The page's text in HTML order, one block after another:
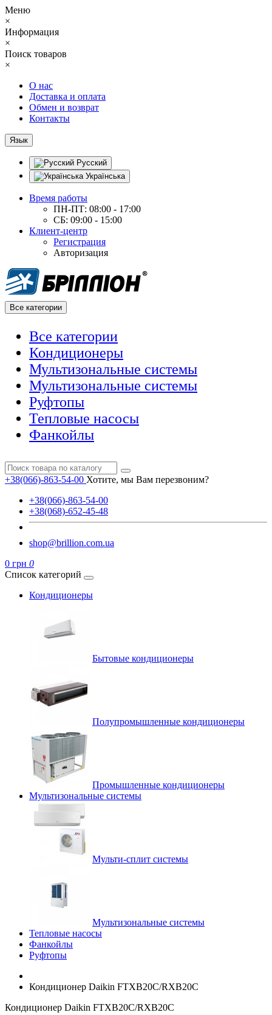
Меню
×
Информация
×
Поиск товаров
×
О нас
Доставка и оплата
Обмен и возврат
Контакты
Язык
Русский
Українська
Время работы
ПН-ПТ: 08:00 - 17:00
СБ: 09:00 - 15:00
Клиент-центр
Регистрация
Авторизация
Все категории
Все категории
Кондиционеры
Мультизональные системы
Мультизональные системы
Руфтопы
Тепловые насосы
Фанкойлы
+38(066)-863-54-00 Хотите, мы Вам перезвоним?
+38(066)-863-54-00
+38(068)-652-45-48
shop@brillion.com.ua
0 грн 0
Список категорий
Кондиционеры
Бытовые кондиционеры
Полупромышленные кондиционеры
Промышленные кондиционеры
Мультизональные системы
Мульти-сплит системы
Мультизональные системы
Тепловые насосы
Фанкойлы
Руфтопы
Кондиционер Daikin FTXB20С/RXB20C
Кондиционер Daikin FTXB20С/RXB20C